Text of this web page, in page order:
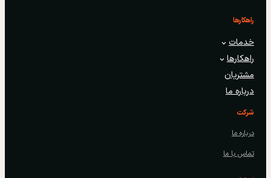
راهکارها
خدمات
راهکارها
مشتریان
درباره ما
شرکت
درباره ما
تماس با ما